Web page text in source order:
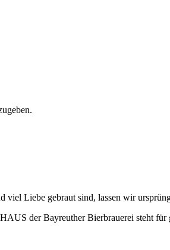
Liebe gebraut sind, lassen wir
der Bayreuther Bierbrauerei steht für